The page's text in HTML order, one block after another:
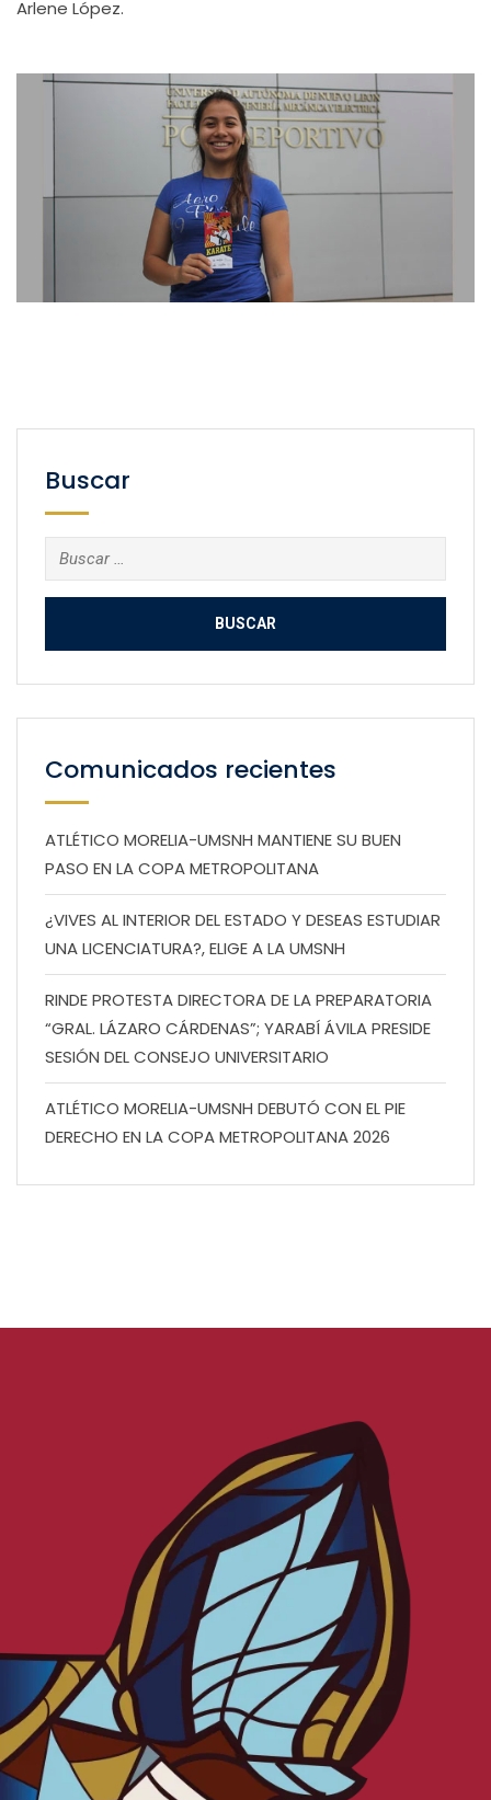
Arlene López.
Buscar
Buscar:
Comunicados recientes
ATLÉTICO MORELIA-UMSNH MANTIENE SU BUEN
PASO EN LA COPA METROPOLITANA
¿VIVES AL INTERIOR DEL ESTADO Y DESEAS ESTUDIAR
UNA LICENCIATURA?, ELIGE A LA UMSNH
RINDE PROTESTA DIRECTORA DE LA PREPARATORIA
“GRAL. LÁZARO CÁRDENAS”; YARABÍ ÁVILA PRESIDE
SESIÓN DEL CONSEJO UNIVERSITARIO
ATLÉTICO MORELIA-UMSNH DEBUTÓ CON EL PIE
DERECHO EN LA COPA METROPOLITANA 2026